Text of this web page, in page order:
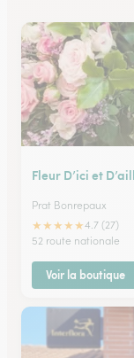
Fleur D’ici et
Prat Bonrepaux
★★★★★4.7 (27)
52 route nationale
Voir la boutique